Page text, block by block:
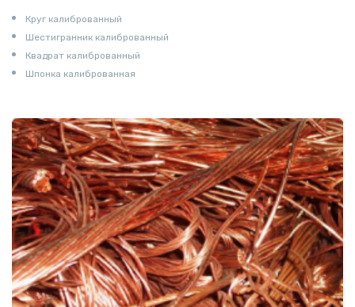
Круг калиброванный
Шестигранник калиброванный
Квадрат калиброванный
Шпонка калиброванная